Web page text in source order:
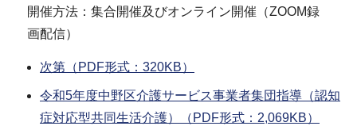
開催方法：集合開催及びオンライン開催（ZOOM録
画配信）
次第（PDF形式：320KB）
令和5年度中野区介護サービス事業者集団指導（認知
症対応型共同生活介護）（PDF形式：2,069KB）